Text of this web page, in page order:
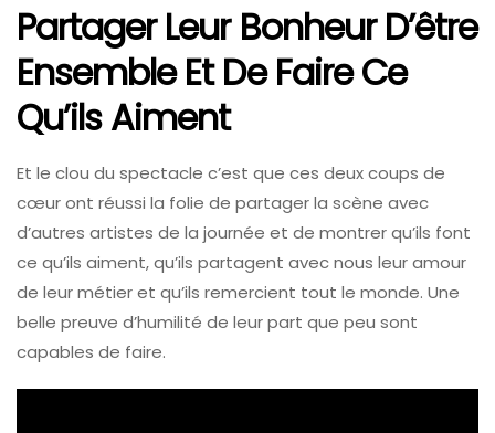
Partager Leur Bonheur D’être
Ensemble Et De Faire Ce
Qu’ils Aiment
Et le clou du spectacle c’est que ces deux coups de
cœur ont réussi la folie de partager la scène avec
d’autres artistes de la journée et de montrer qu’ils font
ce qu’ils aiment, qu’ils partagent avec nous leur amour
de leur métier et qu’ils remercient tout le monde. Une
belle preuve d’humilité de leur part que peu sont
capables de faire.